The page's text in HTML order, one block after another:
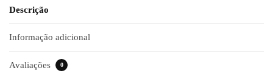
Descrição
Informação adicional
Avaliações 0